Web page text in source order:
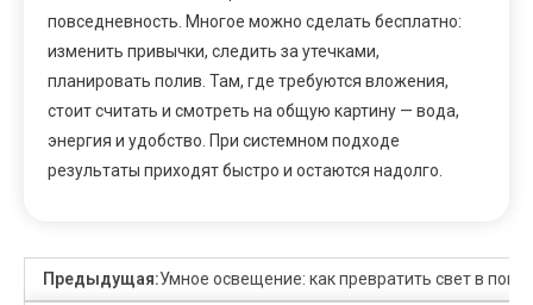
повседневность. Многое можно сделать бесплатно:
изменить привычки, следить за утечками,
планировать полив. Там, где требуются вложения,
стоит считать и смотреть на общую картину — вода,
энергия и удобство. При системном подходе
результаты приходят быстро и остаются надолго.
Предыдущая:Умное освещение: как превратить свет в